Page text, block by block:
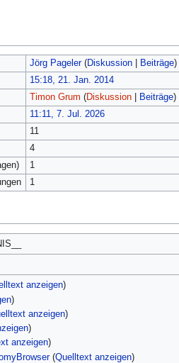
Jörg Pageler (Diskussion| Beiträge)
15:18, 21. Jan. 2014
Timon Grum (Diskussion| Beiträge)
11:11, 7. Jul. 2026
11
4
1
1
anzeigen)
)
anzeigen)
)
anzeigen)
(Quelltext anzeigen)